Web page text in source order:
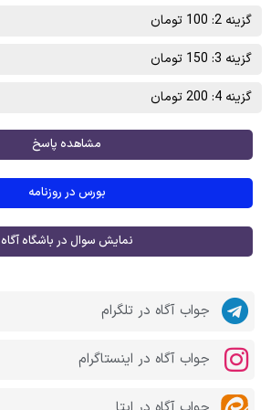
گزینه 2: 100 تومان
گزینه 3: 150 تومان
گزینه 4: 200 تومان
مشاهده پاسخ
بورس در روزنامه
نمایش سوال در باشگاه آگاه
جواب آگاه در تلگرام
جواب آگاه در اینستاگرام